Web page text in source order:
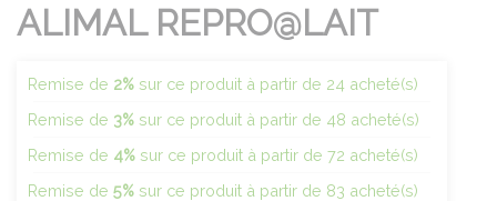
ALIMAL REPRO@LAIT
Remise de 2% sur ce produit à partir de 24 acheté(s)
Remise de 3% sur ce produit à partir de 48 acheté(s)
Remise de 4% sur ce produit à partir de 72 acheté(s)
Remise de 5% sur ce produit à partir de 83 acheté(s)